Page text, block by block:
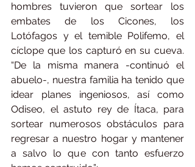
hombres tuvieron que sortear los
embates de los Cicones, los
Lotófagos y el temible Polifemo, el
cíclope que los capturó en su cueva.
“De la misma manera -continuó el
abuelo-, nuestra familia ha tenido que
idear planes ingeniosos, así como
Odiseo, el astuto rey de Ítaca, para
sortear numerosos obstáculos para
regresar a nuestro hogar y mantener
a salvo lo que con tanto esfuerzo